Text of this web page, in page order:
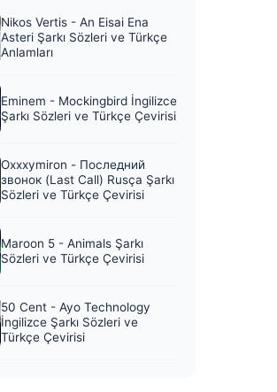
Nikos Vertis - An Eisai Ena
Asteri Şarkı Sözleri ve Türkçe
Anlamları
Eminem - Mockingbird İngilizce
Şarkı Sözleri ve Türkçe Çevirisi
Oxxxymiron - Последний
звонок (Last Call) Rusça Şarkı
Sözleri ve Türkçe Çevirisi
Maroon 5 - Animals Şarkı
Sözleri ve Türkçe Çevirisi
50 Cent - Ayo Technology
İngilizce Şarkı Sözleri ve
Türkçe Çevirisi